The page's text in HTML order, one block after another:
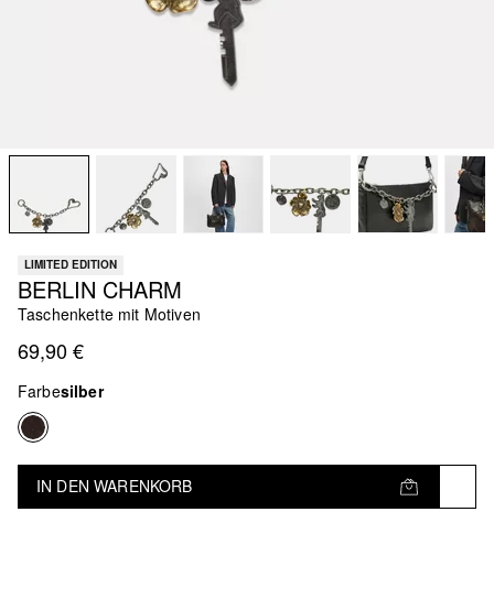
LIMITED EDITION
BERLIN CHARM
Taschenkette mit Motiven
69,90 €
Farbesilber
IN DEN WARENKORB